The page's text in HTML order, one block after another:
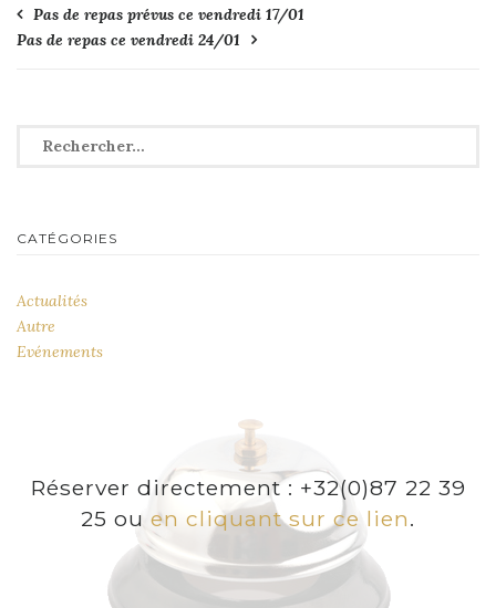
Navigation
de
Pas de repas prévus ce vendredi 17/01
Pas de repas ce vendredi 24/01
Rechercher :
CATÉGORIES
Actualités
Autre
Evénements
Réserver directement : +32(0)87 22 39
25 ou en cliquant sur ce lien.